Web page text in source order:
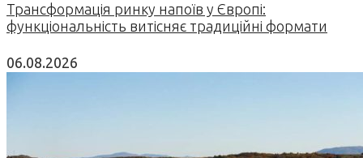
Трансформація ринку напоїв у Європі:
функціональність витісняє традиційні формати
06.08.2026